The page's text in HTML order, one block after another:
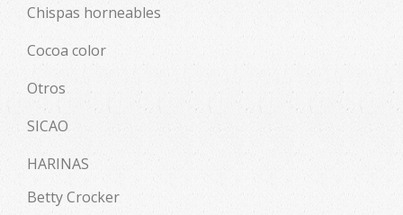
Chispas horneables
Cocoa color
Otros
SICAO
HARINAS
Betty Crocker